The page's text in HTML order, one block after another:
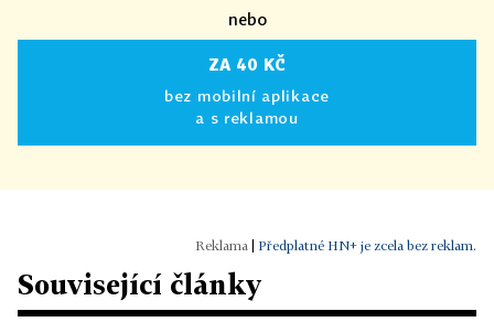
nebo
ZA 40 KČ
bez mobilní aplikace
a s reklamou
Předplatné HN+ je zcela bez reklam.
Související články